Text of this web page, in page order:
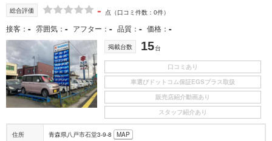
総合評価 - 点 （口コミ件数：0件）
接客 - 雰囲気 - アフター - 品質 - 価格 -
掲載台数 15台
口コミあり
車選びドットコム保証EGSプラス取扱
販売店紹介動画あり
スタッフ紹介あり
住所 青森県八戸市石堂3-9-8 MAP